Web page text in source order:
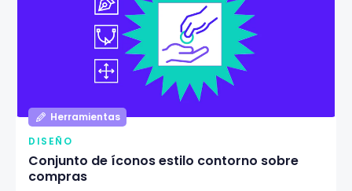
Herramientas
DISEÑO
Conjunto de íconos estilo contorno sobre
compras